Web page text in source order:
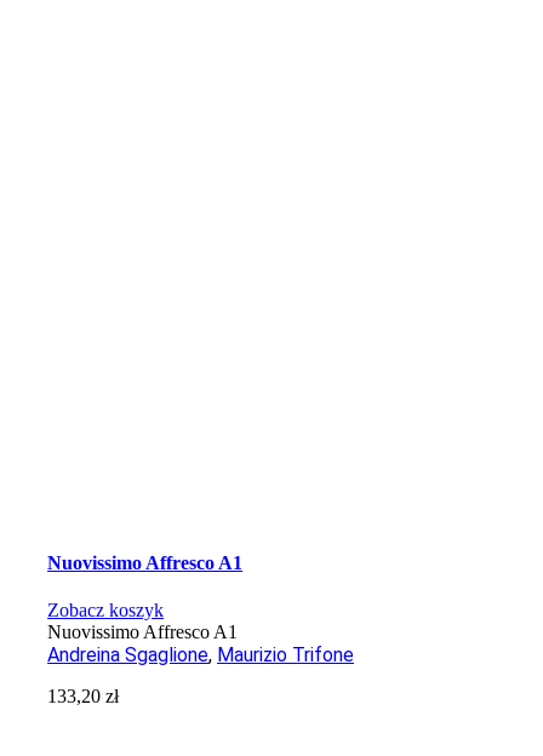
Nuovissimo Affresco A1
Zobacz koszyk
Nuovissimo Affresco A1
Andreina Sgaglione, Maurizio Trifone
133,20zł